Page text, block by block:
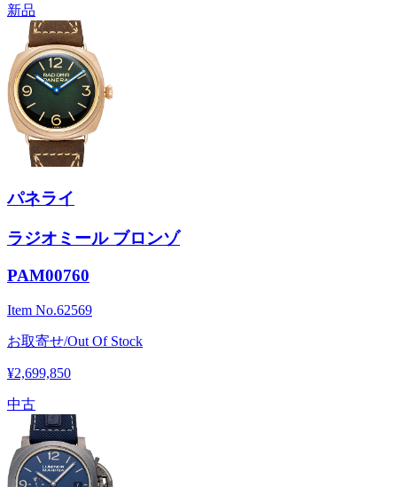
新品
パネライ
ラジオミール ブロンゾ
PAM00760
Item No.62569
お取寄せ/Out Of Stock
¥2,699,850
中古